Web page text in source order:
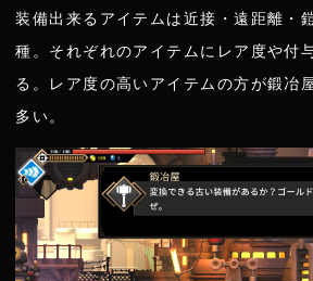
装備出来るアイテムは近接・遠距離・
種。それぞれのアイテムにレア度や付
る。レア度の高いアイテムの方が鍛冶
多い。